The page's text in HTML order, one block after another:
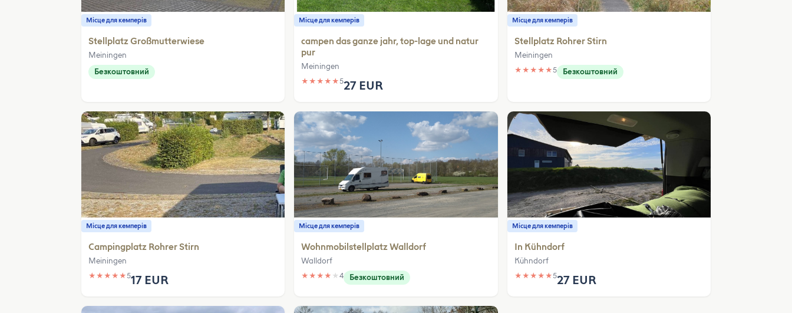
Місце для кемперів
Stellplatz Großmutterwiese
Meiningen
Безкоштовний
Місце для кемперів
campen das ganze jahr, top-lage und natur
pur
Meiningen
★ ★ ★ ★ ★527 EUR
Місце для кемперів
Stellplatz Rohrer Stirn
Meiningen
★ ★ ★ ★ ★5 Безкоштовний
Місце для кемперів
Campingplatz Rohrer Stirn
Meiningen
★ ★ ★ ★ ★517 EUR
Місце для кемперів
Wohnmobilstellplatz Walldorf
Walldorf
★ ★ ★ ★ ★4 Безкоштовний
Місце для кемперів
In Kühndorf
Kühndorf
★ ★ ★ ★ ★527 EUR